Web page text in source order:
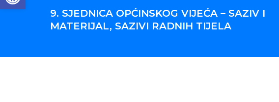
9. SJEDNICA OPĆINSKOG VIJEĆA – SAZIV I
MATERIJAL, SAZIVI RADNIH TIJELA